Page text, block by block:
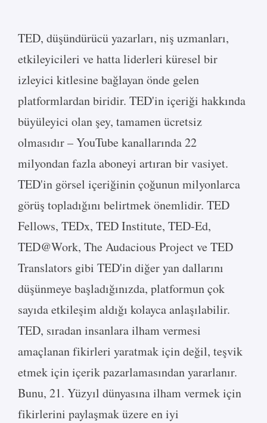
TED, düşündürücü yazarları, niş uzmanları,
etkileyicileri ve hatta liderleri küresel bir
izleyici kitlesine bağlayan önde gelen
platformlardan biridir. TED'in içeriği hakkında
büyüleyici olan şey, tamamen ücretsiz
olmasıdır – YouTube kanallarında 22
milyondan fazla aboneyi artıran bir vasiyet.
TED'in görsel içeriğinin çoğunun milyonlarca
görüş topladığını belirtmek önemlidir. TED
Fellows, TEDx, TED Institute, TED-Ed,
TED@Work, The Audacious Project ve TED
Translators gibi TED'in diğer yan dallarını
düşünmeye başladığınızda, platformun çok
sayıda etkileşim aldığı kolayca anlaşılabilir.
TED, sıradan insanlara ilham vermesi
amaçlanan fikirleri yaratmak için değil, teşvik
etmek için içerik pazarlamasından yararlanır.
Bunu, 21. Yüzyıl dünyasına ilham vermek için
fikirlerini paylaşmak üzere en iyi